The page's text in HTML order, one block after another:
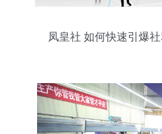
凤皇社 如何快速引爆